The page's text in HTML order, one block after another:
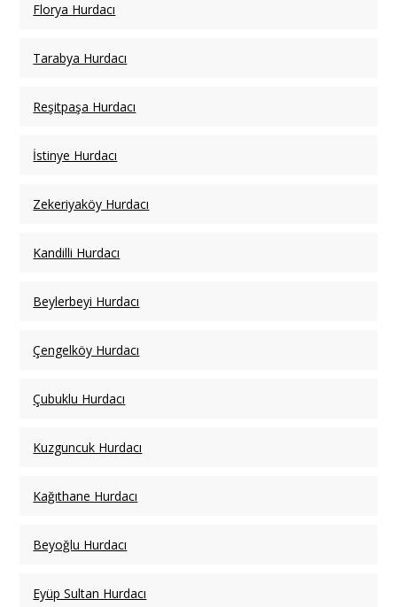
Florya Hurdacı
Tarabya Hurdacı
Reşitpaşa Hurdacı
İstinye Hurdacı
Zekeriyaköy Hurdacı
Kandilli Hurdacı
Beylerbeyi Hurdacı
Çengelköy Hurdacı
Çubuklu Hurdacı
Kuzguncuk Hurdacı
Kağıthane Hurdacı
Beyoğlu Hurdacı
Eyüp Sultan Hurdacı